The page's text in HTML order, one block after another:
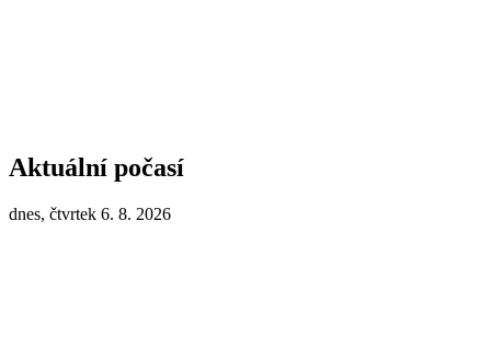
Aktuální počasí
dnes, čtvrtek 6. 8. 2026